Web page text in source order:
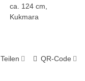
ca. 124 cm,
Kukmara
Teilen QR-Code